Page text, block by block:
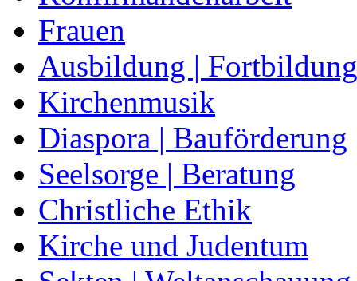
Frauen
Ausbildung | Fortbildung
Kirchenmusik
Diaspora | Bauförderung
Seelsorge | Beratung
Christliche Ethik
Kirche und Judentum